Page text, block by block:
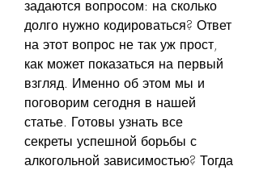
задаются вопросом: на сколько
долго нужно кодироваться? Ответ
на этот вопрос не так уж прост,
как может показаться на первый
взгляд. Именно об этом мы и
поговорим сегодня в нашей
статье. Готовы узнать все
секреты успешной борьбы с
алкогольной зависимостью? Тогда